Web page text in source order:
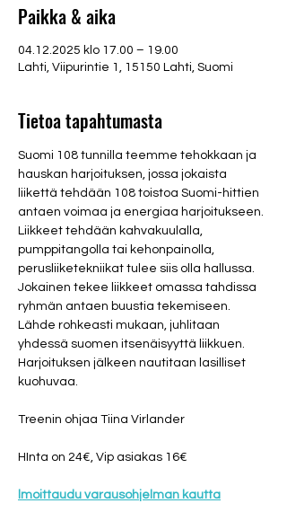
Paikka & aika
04.12.2025 klo 17.00 – 19.00
Lahti, Viipurintie 1, 15150 Lahti, Suomi
Tietoa tapahtumasta
Suomi 108 tunnilla teemme tehokkaan ja
hauskan harjoituksen, jossa jokaista
liikettä tehdään 108 toistoa Suomi-hittien
antaen voimaa ja energiaa harjoitukseen.
Liikkeet tehdään kahvakuulalla,
pumppitangolla tai kehonpainolla,
perusliiketekniikat tulee siis olla hallussa.
Jokainen tekee liikkeet omassa tahdissa
ryhmän antaen buustia tekemiseen.
Lähde rohkeasti mukaan, juhlitaan
yhdessä suomen itsenäisyyttä liikkuen.
Harjoituksen jälkeen nautitaan lasilliset
kuohuvaa.
Treenin ohjaa Tiina Virlander
HInta on 24€, Vip asiakas 16€
lmoittaudu varausohjelman kautta